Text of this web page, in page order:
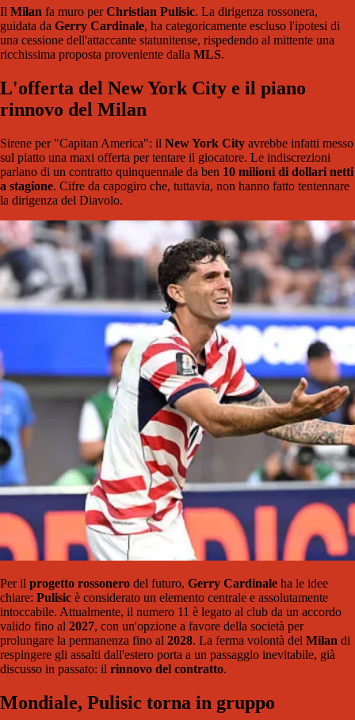
Il Milan fa muro perChristian Pulisic. La dirigenza rossonera,
guidata da Gerry Cardinale, ha categoricamente escluso l'ipotesi di
una cessione dell'attaccante statunitense, rispedendo al mittente una
ricchissima proposta proveniente dalla MLS.
L'offerta del New York City e il piano
rinnovo del Milan
Sirene per "Capitan America": il New York City avrebbe infatti messo
sul piatto una maxi offerta per tentare il giocatore. Le indiscrezioni
parlano di un contratto quinquennale da ben 10 milioni di dollari netti
a stagione. Cifre da capogiro che, tuttavia, non hanno fatto tentennare
la dirigenza del Diavolo.
Per il progetto rossonero del futuro, Gerry Cardinale ha le idee
chiare: Pulisic è considerato un elemento centrale e assolutamente
intoccabile. Attualmente, il numero 11 è legato al club da un accordo
valido fino al 2027, con un'opzione a favore della società per
prolungare la permanenza fino al 2028. La ferma volontà del Milan di
respingere gli assalti dall'estero porta a un passaggio inevitabile, già
discusso in passato: il rinnovo del contratto.
Mondiale, Pulisic torna in gruppo